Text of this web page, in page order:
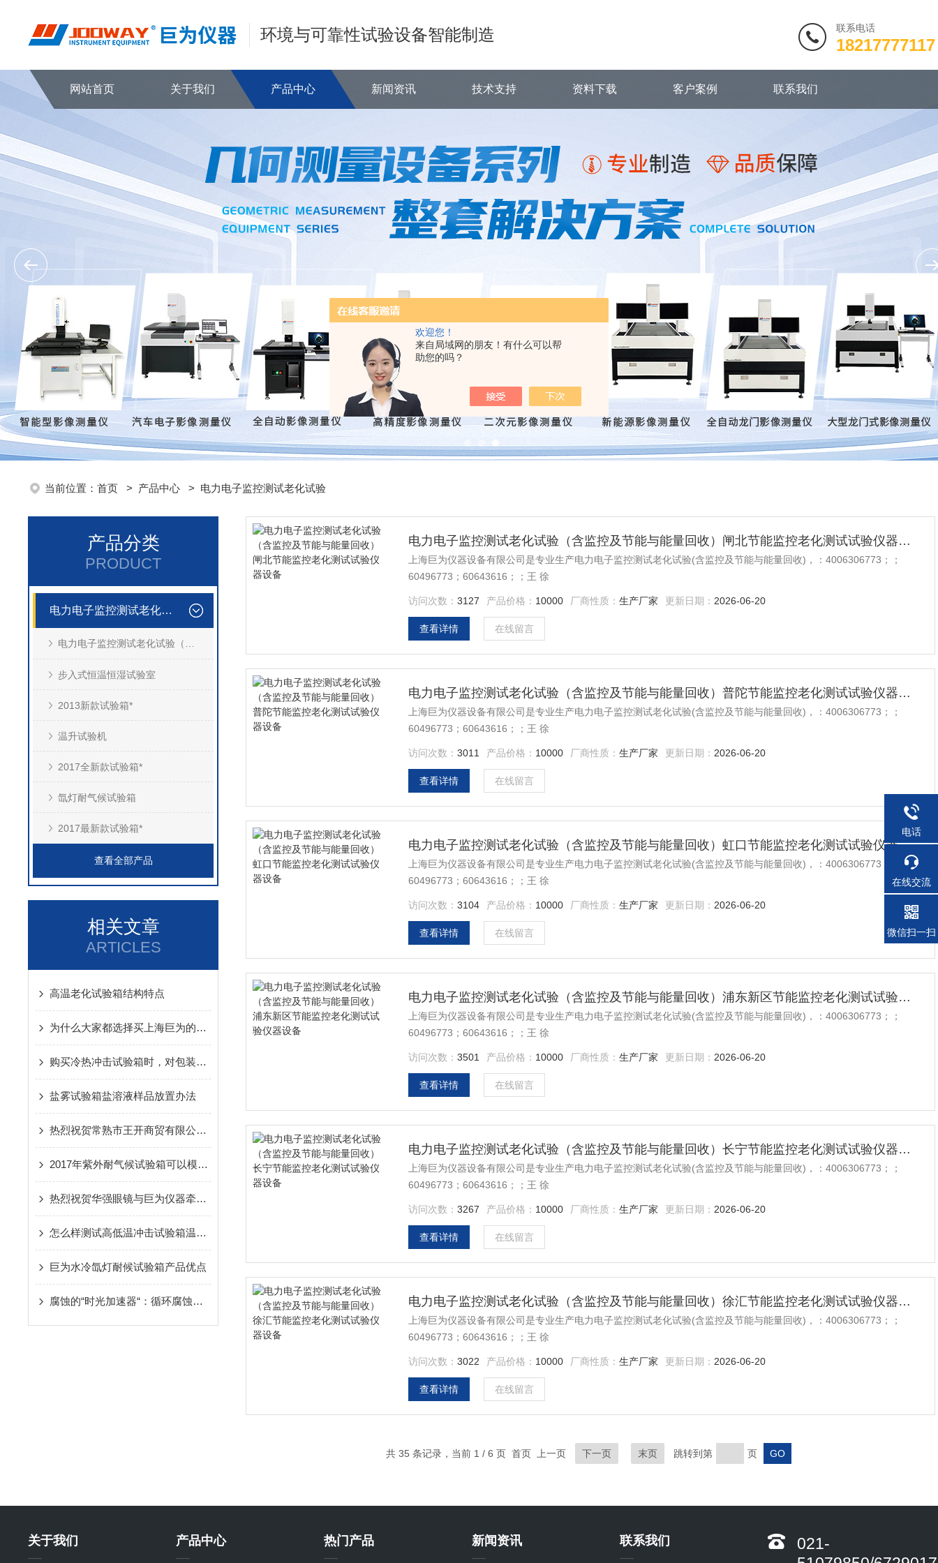
欢迎您！
来自局域网的朋友！有什么可以帮
助您的吗？
环境与可靠性试验设备智能制造 联系电话
18217777117
网站首页 关于我们 产品中心 新闻资讯 技术支持 资料下载 客户案例 联系我们
当前位置： 首页 > 产品中心 > 电力电子监控测试老化试验
产品分类
PRODUCT
电力电子监控测试老化试验
步入式恒温恒湿试验室
2013新款试验箱*
温升试验机
2017全新款试验箱*
氙灯耐气候试验箱
2017最新款试验箱*
查看全部产品
相关文章
ARTICLES
高温老化试验箱结构特点
为什么大家都选择买上海巨为的盐雾试验箱
购买冷热冲击试验箱时，对包装的要求
盐雾试验箱盐溶液样品放置办法
热烈祝贺常熟市王开商贸有限公司与上海巨为仪器设备有限公司牵手合作
2017年紫外耐气候试验箱可以模拟哪些环境
热烈祝贺华强眼镜与巨为仪器牵手合作
怎么样测试高低温冲击试验箱温度恢复的时间
巨为水冷氙灯耐候试验箱产品优点
腐蚀的“时光加速器“：循环腐蚀盐雾试验箱如何解码材料老化的环境密码
电力电子监控测试老化试验（含监控及节能与能量回收）闸北节能监控老化测试试验仪器设备
上海巨为仪器设备有限公司是专业生产电力电子监控测试老化试验(含监控及节能与能量回收)，：4006306773；；
60496773；60643616；；王 徐
访问次数： 3127 产品价格： 10000 厂商性质： 生产厂家 更新日期： 2026-06-20
查看详情 在线留言
电力电子监控测试老化试验（含监控及节能与能量回收）普陀节能监控老化测试试验仪器设备
上海巨为仪器设备有限公司是专业生产电力电子监控测试老化试验(含监控及节能与能量回收)，：4006306773；；
60496773；60643616；；王 徐
访问次数： 3011 产品价格： 10000 厂商性质： 生产厂家 更新日期： 2026-06-20
查看详情 在线留言
电力电子监控测试老化试验（含监控及节能与能量回收）虹口节能监控老化测试试验仪器设备
上海巨为仪器设备有限公司是专业生产电力电子监控测试老化试验(含监控及节能与能量回收)，：4006306773；；
60496773；60643616；；王 徐
访问次数： 3104 产品价格： 10000 厂商性质： 生产厂家 更新日期： 2026-06-20
查看详情 在线留言
电力电子监控测试老化试验（含监控及节能与能量回收）浦东新区节能监控老化测试试验仪器设备
上海巨为仪器设备有限公司是专业生产电力电子监控测试老化试验(含监控及节能与能量回收)，：4006306773；；
60496773；60643616；；王 徐
访问次数： 3501 产品价格： 10000 厂商性质： 生产厂家 更新日期： 2026-06-20
查看详情 在线留言
电力电子监控测试老化试验（含监控及节能与能量回收）长宁节能监控老化测试试验仪器设备
上海巨为仪器设备有限公司是专业生产电力电子监控测试老化试验(含监控及节能与能量回收)，：4006306773；；
60496773；60643616；；王 徐
访问次数： 3267 产品价格： 10000 厂商性质： 生产厂家 更新日期： 2026-06-20
查看详情 在线留言
电力电子监控测试老化试验（含监控及节能与能量回收）徐汇节能监控老化测试试验仪器设备
上海巨为仪器设备有限公司是专业生产电力电子监控测试老化试验(含监控及节能与能量回收)，：4006306773；；
60496773；60643616；；王 徐
访问次数： 3022 产品价格： 10000 厂商性质： 生产厂家 更新日期： 2026-06-20
查看详情 在线留言
共 35 条记录，当前 1 / 6 页 首页 上一页 下一页 末页 跳转到第 页
关于我们 产品中心 热门产品 新闻资讯 联系我们
021-
电话
在线交流
微信扫一扫